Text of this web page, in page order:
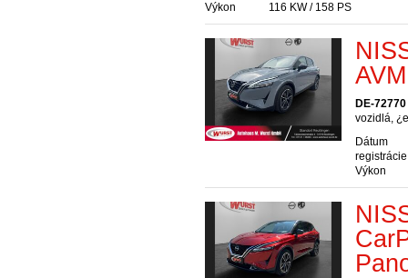
Výkon
116 KW / 158 PS
DE-
vozidlá,
Dátum
registrácie
Výkon